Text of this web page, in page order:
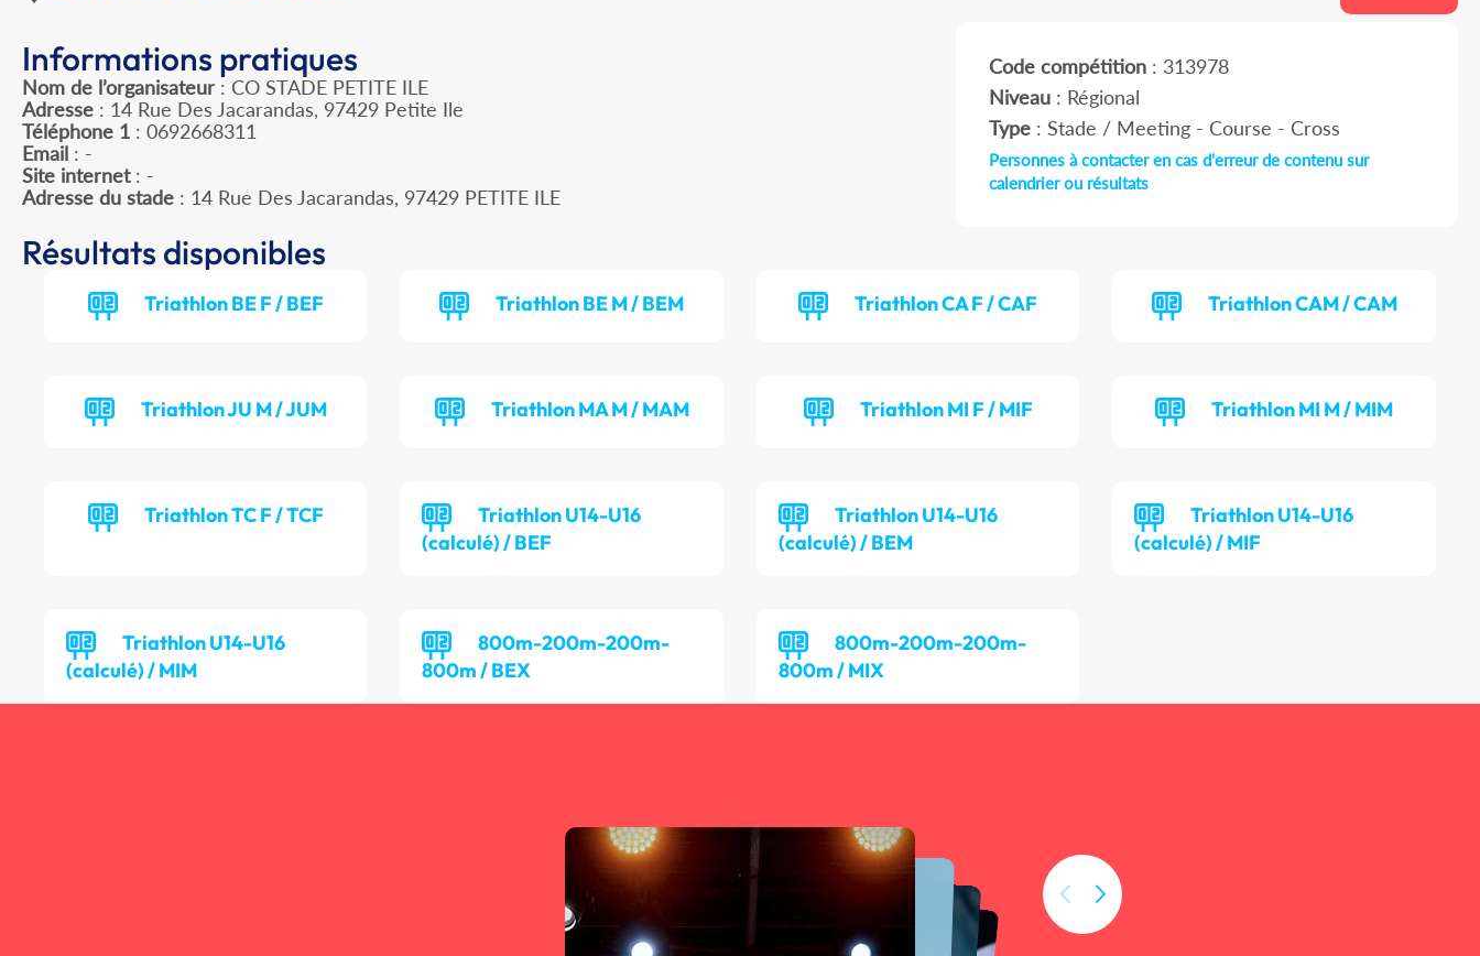
Informations pratiques
Nom de l’organisateur : CO STADE PETITE ILE
Adresse : 14 Rue Des Jacarandas, 97429 Petite Ile
Téléphone 1 : 0692668311
Email : -
Site internet: -
Adresse du stade : 14 Rue Des Jacarandas, 97429 PETITE ILE
Code compétition: 313978
Niveau: Régional
Type: Stade / Meeting - Course - Cross
Personnes à contacter en cas d'erreur de contenu sur
calendrier ou résultats
Résultats disponibles
Triathlon BE F / BEF Triathlon BE M / BEM Triathlon CA F / CAF Triathlon CAM / CAM
Triathlon JU M / JUM Triathlon MA M / MAM Triathlon MI F / MIF Triathlon MI M / MIM
Triathlon TC F / TCF
Triathlon U14-U16
(calculé) / BEF
Triathlon U14-U16
(calculé) / BEM
Triathlon U14-U16
(calculé) / MIF
Triathlon U14-U16
(calculé) / MIM
800m-200m-200m-
800m / BEX
800m-200m-200m-
800m / MIX